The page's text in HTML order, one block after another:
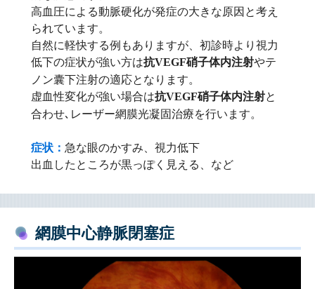
高血圧による動脈硬化が発症の大きな原因と考え
られています。
自然に軽快する例もありますが、初診時より視力
低下の症状が強い方は抗VEGF硝子体内注射やテ
ノン囊下注射の適応となります。
虚血性変化が強い場合は抗VEGF硝子体内注射と
合わせ､レーザー網膜光凝固治療を行います。
症状：急な眼のかすみ、視力低下
出血したところが黒っぽく見える、など
網膜中心静脈閉塞症